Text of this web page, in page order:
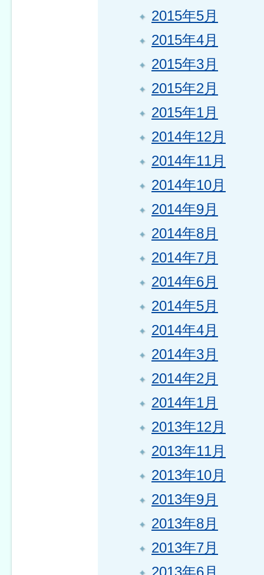
2015年5月
2015年4月
2015年3月
2015年2月
2015年1月
2014年12月
2014年11月
2014年10月
2014年9月
2014年8月
2014年7月
2014年6月
2014年5月
2014年4月
2014年3月
2014年2月
2014年1月
2013年12月
2013年11月
2013年10月
2013年9月
2013年8月
2013年7月
2013年6月